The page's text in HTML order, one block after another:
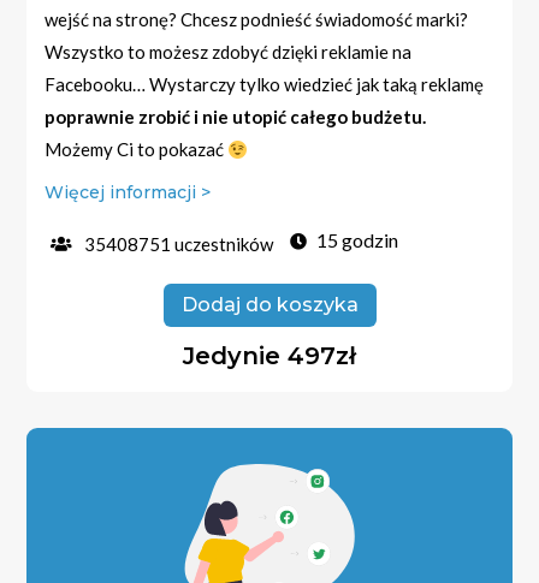
wejść na stronę? Chcesz podnieść świadomość marki?
Wszystko to możesz zdobyć dzięki reklamie na
Facebooku… Wystarczy tylko wiedzieć jak taką reklamę
poprawnie zrobić i nie utopić całego budżetu.
Możemy Ci to pokazać
Więcej informacji >
35408751 uczestników 15 godzin
Dodaj do koszyka
Jedynie 497zł